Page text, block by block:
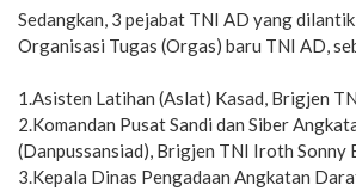
Sedangkan, 3 pejabat TNI AD yang dilantik
Organisasi Tugas (Orgas) baru TNI AD,
1.Asisten Latihan (Aslat) Kasad, Brigjen
2.Komandan Pusat Sandi dan Siber
(Danpussansiad), Brigjen TNI Iroth Sonny
3.Kepala Dinas Pengadaan Angkatan